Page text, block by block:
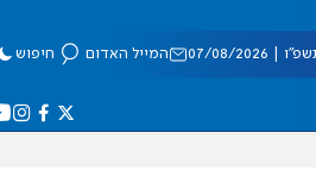
08/2026 המייל האדום חיפוש